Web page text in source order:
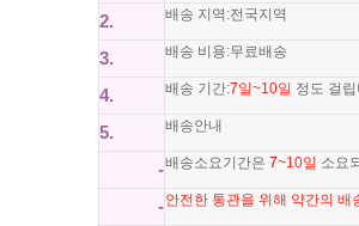
2. 배송 지역:전국지역
3. 배송 비용:무료배송
4. 배송 기간:7일~10일 정도 걸
5. 배송안내
-배송소요기간은 7~10일 소요
-안전한 통관을 위해 약간의